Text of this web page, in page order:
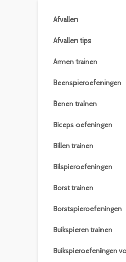
Afvallen
Afvallen tips
Armen trainen
Beenspieroefeningen
Benen trainen
Biceps oefeningen
Billen trainen
Bilspieroefeningen
Borst trainen
Borstspieroefeningen
Buikspieren trainen
Buikspieroefeningen